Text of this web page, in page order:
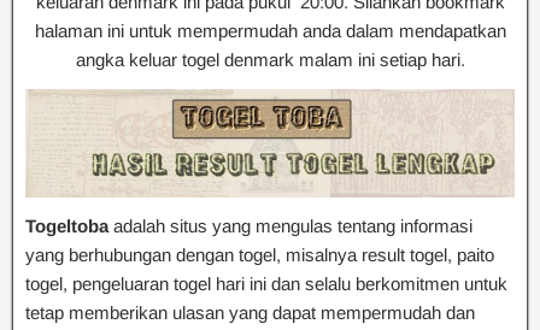
halaman ini untuk mempermudah anda dalam mendapatkan
angka keluar togel denmark malam ini setiap hari.
Togeltoba adalah situs yang mengulas tentang informasi
yang berhubungan dengan togel, misalnya result togel, paito
togel, pengeluaran togel hari ini dan selalu berkomitmen untuk
tetap memberikan ulasan yang dapat mempermudah dan